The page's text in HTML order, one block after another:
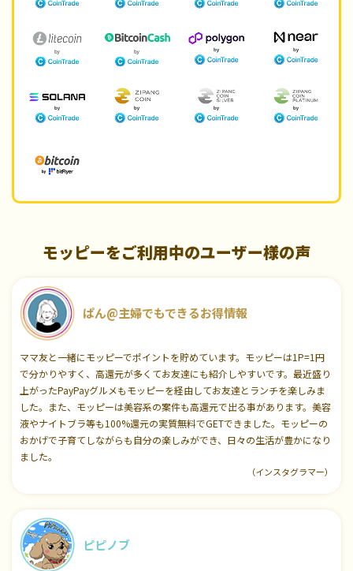
モッピーをご利用中のユーザー様の声
ぱん@主婦でもできるお得情報
ママ友と一緒にモッピーでポイントを貯めています。モッピーは1P=1円
で分かりやすく、高還元が多くてお友達にも紹介しやすいです。最近盛り
上がったPayPayグルメもモッピーを経由してお友達とランチを楽しみま
した。また、モッピーは美容系の案件も高還元で出る事があります。美容
液やナイトブラ等も100%還元の実質無料でGETできました。モッピーの
おかげで子育てしながらも自分の楽しみができ、日々の生活が豊かになり
ました。
（インスタグラマー）
ピピノブ